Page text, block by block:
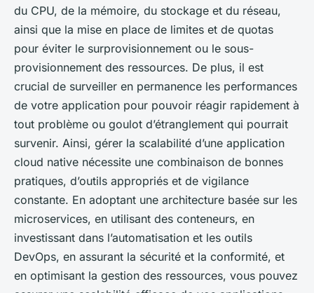
du CPU, de la mémoire, du stockage et du réseau,
ainsi que la mise en place de limites et de quotas
pour éviter le surprovisionnement ou le sous-
provisionnement des ressources. De plus, il est
crucial de surveiller en permanence les performances
de votre application pour pouvoir réagir rapidement à
tout problème ou goulot d’étranglement qui pourrait
survenir. Ainsi, gérer la scalabilité d’une application
cloud native nécessite une combinaison de bonnes
pratiques, d’outils appropriés et de vigilance
constante. En adoptant une architecture basée sur les
microservices, en utilisant des conteneurs, en
investissant dans l’automatisation et les outils
DevOps, en assurant la sécurité et la conformité, et
en optimisant la gestion des ressources, vous pouvez